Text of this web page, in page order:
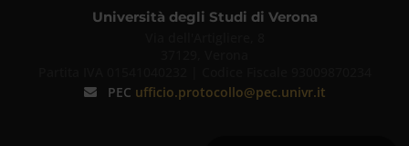
Università degli Studi di Verona
PEC ufficio.protocollo@pec.univr.it